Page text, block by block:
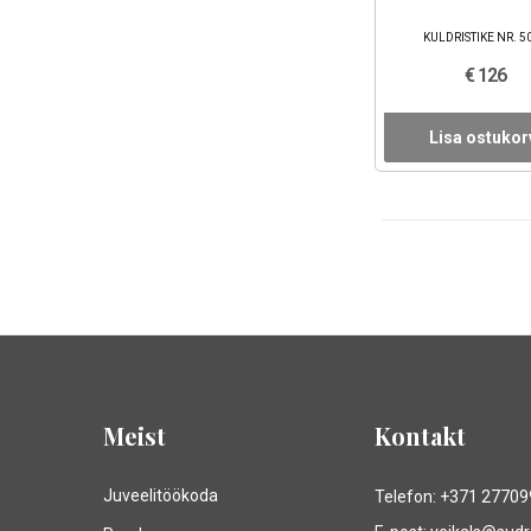
KULDRISTIKE NR.
€ 126
Lisa
Meist
Juveelitöökoda
Kontakt
Telefon: +371